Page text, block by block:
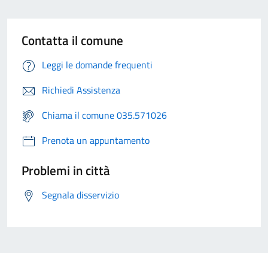
Contatta il comune
Leggi le domande frequenti
Richiedi Assistenza
Chiama il comune 035.571026
Prenota un appuntamento
Problemi in città
Segnala disservizio